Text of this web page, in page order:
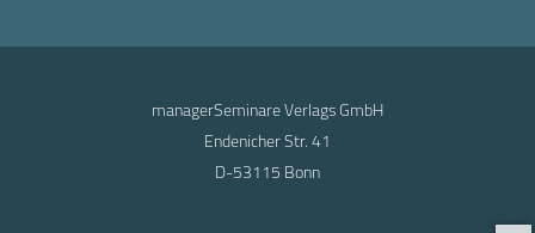
managerSeminare Verlags GmbH
Endenicher Str. 41
D-53115 Bonn